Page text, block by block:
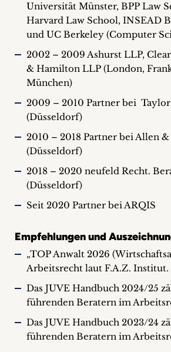
Universität Münster, BPP Law
Harvard Law School, INSEAD
und UC Berkeley (Computer
2002 – 2009 Ashurst LLP,
& Hamilton LLP (London,
München)
2009 – 2010 Partner bei Taylor
(Düsseldorf)
2010 – 2018 Partner bei Allen
(Düsseldorf)
2018 – 2020 neufeld Recht.
(Düsseldorf)
Seit 2020 Partner bei ARQIS
Empfehlungen und
„TOP Anwalt 2026
Arbeitsrecht laut F.A.Z. Institut.
Das JUVE Handbuch 2024/25
führenden Beratern im
Das JUVE Handbuch 2023/24
führenden Beratern im